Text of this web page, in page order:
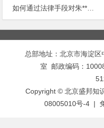
如何通过法律手段对朱**违约行为进行起诉
文
章
总部地址：北京市海淀
室 邮政编码：
Copyright © 北京盛邦知
08005010号-4 |